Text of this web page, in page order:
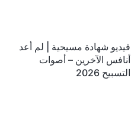
فيديو شهادة مسيحية | لم أعد
أنافس الآخرين – أصوات
التسبيح 2026